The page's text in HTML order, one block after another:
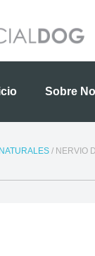
Sobre
NATURALES / NERVIO